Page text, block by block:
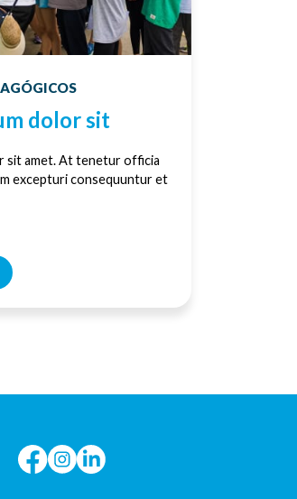
dolor sit
sit amet. At tenetur officia
excepturi consequuntur et